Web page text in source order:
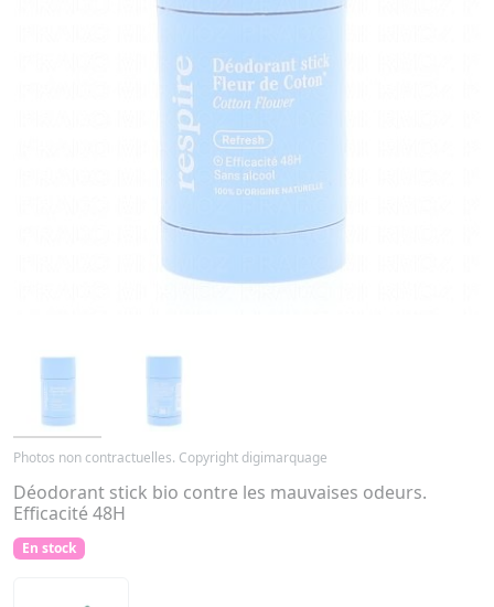
Photos non contractuelles. Copyright digimarquage
Déodorant stick bio contre les mauvaises odeurs.
Efficacité 48H
En stock